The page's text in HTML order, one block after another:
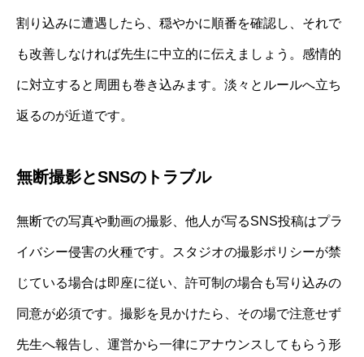
割り込みに遭遇したら、穏やかに順番を確認し、それで
も改善しなければ先生に中立的に伝えましょう。感情的
に対立すると周囲も巻き込みます。淡々とルールへ立ち
返るのが近道です。
無断撮影とSNSのトラブル
無断での写真や動画の撮影、他人が写るSNS投稿はプラ
イバシー侵害の火種です。スタジオの撮影ポリシーが禁
じている場合は即座に従い、許可制の場合も写り込みの
同意が必須です。撮影を見かけたら、その場で注意せず
先生へ報告し、運営から一律にアナウンスしてもらう形